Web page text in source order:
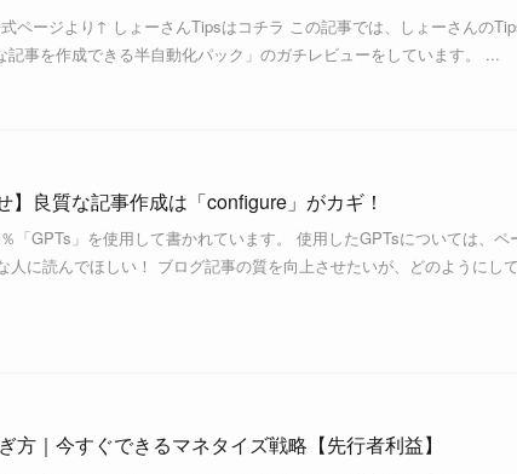
ページより↑ しょーさんTipsはコチラ この記事では、しょーさんの
記事を作成できる半自動化パック」のガチレビューをしています。 ...
】良質な記事作成は「configure」がカギ！
「GPTs」を使用して書かれています。 使用したGPTsについては、ペ
人に読んでほしい！ ブログ記事の質を向上させたいが、どのようにし
方｜今すぐできるマネタイズ戦略【先行者利益】